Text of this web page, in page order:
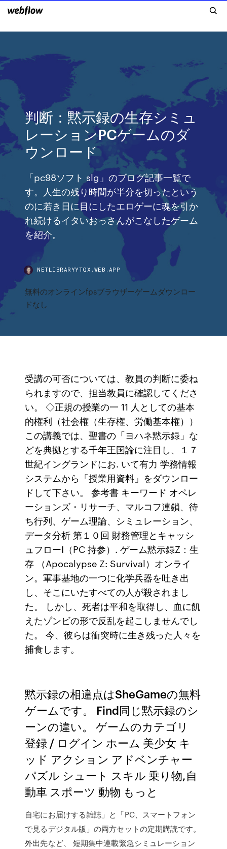
判断：黙示録の生存シミュ
レーションPCゲームのダ
ウンロード
「pc98ソフト slg」のブログ記事一覧で
す。人生の残り時間が半分を切ったという
のに若き日に目にしたエロゲーに魂を引か
れ続けるイタいおっさんがこなしたゲーム
を紹介。
NETLIBRARYYTQX.WEB.APP
無料のオンラインfpsブラウザーゲームダウンロー
ドなし
受講の可否については、教員の判断に委ね
られますので、担当教員に確認してくださ
い。 ◇正規の授業の一 11 人としての基本
的権利（社会権（生存権、労働基本権））
この講義では、聖書の「ヨハネ黙示録」な
どを典拠とする千年王国論に注目し、１７
世紀イングランドにお. いて有力 学務情報
システムから「授業用資料」をダウンロー
ドして下さい。 参考書 キーワード オペレ
ーションズ・リサーチ、マルコフ連鎖、待
ち行列、ゲーム理論、シミュレーション、
データ分析 第１０回 財務管理とキャッシ
ュフローⅠ（PC 持参）. ゲーム黙示録Z：生
存 （Apocalypse Z: Survival）オンライ
ン。軍事基地の一つに化学兵器を吐き出
し、そこにいたすべての人が殺されまし
た。 しかし、死者は平和を取得し、血に飢
えたゾンビの形で反乱を起こしませんでし
た。 今、彼らは衝突時に生き残った人々を
捕食します。
黙示録の相違点はSheGameの無料
ゲームです。 Find同じ黙示録のシ
ーンの違い。 ゲームのカテゴリ
登録 / ログイン ホーム 美少女 キ
ッド アクション アドベンチャー
パズル シュート スキル 乗り物,自
動車 スポーツ 動物 もっと
自宅にお届けする雑誌」と「PC、スマートフォン
で見るデジタル版」の両方セットの定期購読です。
外出先など、 短期集中連載緊急シミュレーション